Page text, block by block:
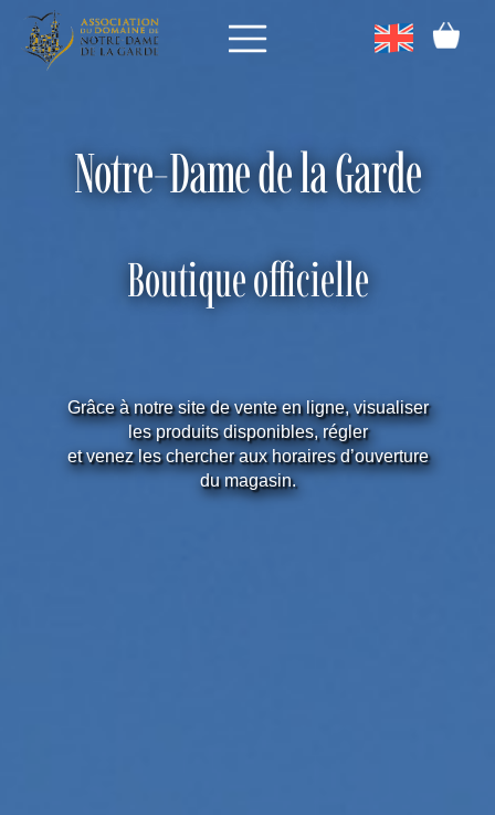
Notre-Dame de la Garde
Boutique officielle
Grâce à notre site de vente en ligne, visualiser
les produits disponibles, régler
et venez les chercher aux horaires d’ouverture
du magasin.